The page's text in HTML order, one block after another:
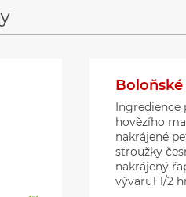
Ingredience
hovězího
nakrájené
stroužky
nakrájený
vývaru1 1/2